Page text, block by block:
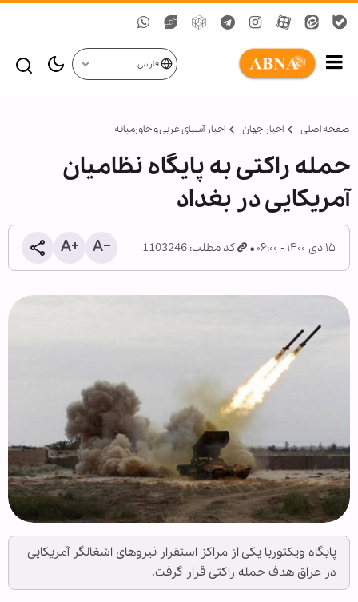
فارسی
صفحه اصلی اخبار جهان اخبار آسیای غربی و خاورمیانه
حمله راکتی به پایگاه نظامیان
آمریکایی در بغداد
۱۵ دی ۱۴۰۰ - ۰۶:۰۰ کد مطلب: 1103246
پایگاه ویکتوریا یکی از مراکز استقرار نیروهای اشغالگر آمریکایی
در عراق هدف حمله راکتی قرار گرفت.